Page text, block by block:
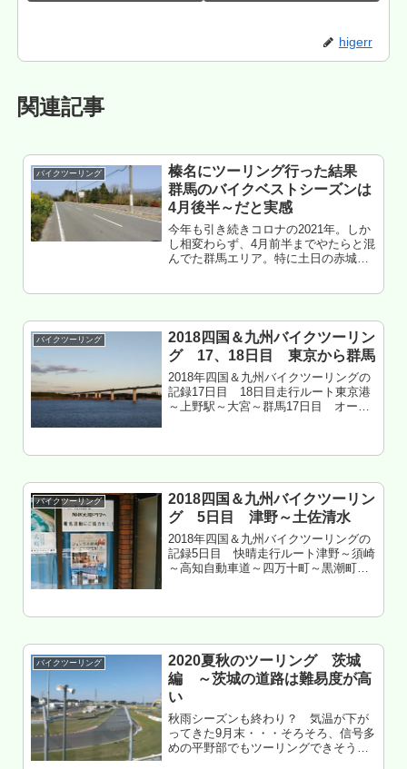
higerr
関連記事
バイクツーリング
榛名にツーリング行った結果
群馬のバイクベストシーズンは
4月後半～だと実感
今年も引き続きコロナの2021年。しか
し相変わらず、4月前半までやたらと混
んでた群馬エリア。特に土日の赤城榛
バイクツーリング
2018四国＆九州バイクツーリン
グ 17、18日目 東京から群馬
2018年四国＆九州バイクツーリングの
記録17日目 18日目走行ルート東京港
～上野駅～大宮～群馬17日目 オーシ
バイクツーリング
2018四国＆九州バイクツーリン
グ 5日目 津野～土佐清水
2018年四国＆九州バイクツーリングの
記録5日目 快晴走行ルート津野～須崎
～高知自動車道～四万十町～黒潮町～
バイクツーリング
2020夏秋のツーリング 茨城
編 ～茨城の道路は難易度が高
い
秋雨シーズンも終わり？ 気温が下が
ってきた9月末・・・そろそろ、信号多
めの平野部でもツーリングできそうな